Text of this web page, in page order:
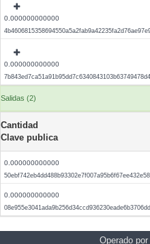
0.000000000000
0.000000000000
Salidas (2)
Cantidad
Clave publica
0.000000000000
0.000000000000
Operado por